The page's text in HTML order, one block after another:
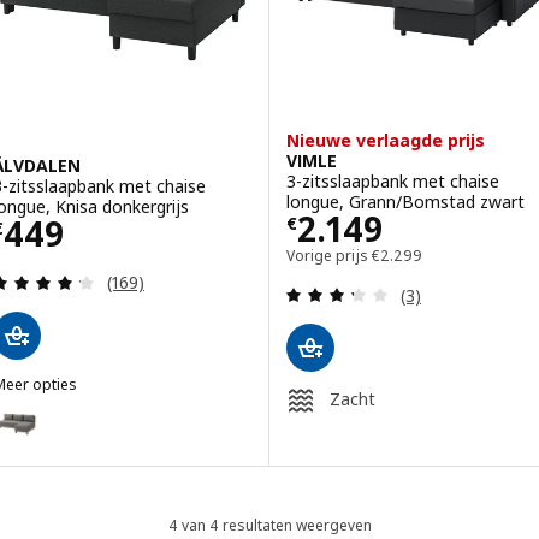
zitsslaapbank met chaise
Knisa donkergrijs
449€ 449
Beoordeling: 4.2 van 5 sterren. Totaal
(169)
opties
ÄLVDALEN, 3-zitsslaapbank met chaise longue, Knisa
Nieuwe verlaagde prijs
VIMLE
3-zitsslaapbank met chaise
longue, Grann/Bomstad zwart
€2.149
Prijs € 2149
Vorige prijs€2.299
Vorige prijs € 2299
Beoordeling:
(3)
Zacht
4 van 4 resultaten weergeven